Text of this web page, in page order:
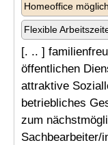
Homeoffice möglich
Flexible
[. .. ]
öffentlichen
attraktive
betriebliches
zum
Sachbearbeiter/